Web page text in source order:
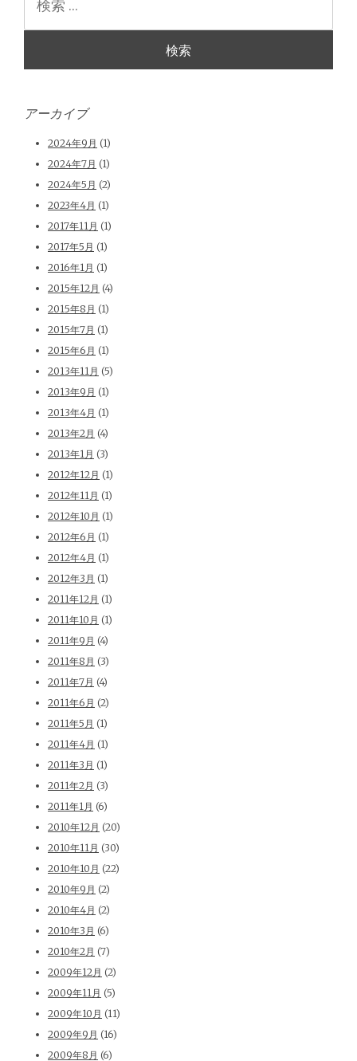
アーカイブ
2024年9月 (1)
2024年7月 (1)
2024年5月 (2)
2023年4月 (1)
2017年11月 (1)
2017年5月 (1)
2016年1月 (1)
2015年12月 (4)
2015年8月 (1)
2015年7月 (1)
2015年6月 (1)
2013年11月 (5)
2013年9月 (1)
2013年4月 (1)
2013年2月 (4)
2013年1月 (3)
2012年12月 (1)
2012年11月 (1)
2012年10月 (1)
2012年6月 (1)
2012年4月 (1)
2012年3月 (1)
2011年12月 (1)
2011年10月 (1)
2011年9月 (4)
2011年8月 (3)
2011年7月 (4)
2011年6月 (2)
2011年5月 (1)
2011年4月 (1)
2011年3月 (1)
2011年2月 (3)
2011年1月 (6)
2010年12月 (20)
2010年11月 (30)
2010年10月 (22)
2010年9月 (2)
2010年4月 (2)
2010年3月 (6)
2010年2月 (7)
2009年12月 (2)
2009年11月 (5)
2009年10月 (11)
2009年9月 (16)
2009年8月 (6)